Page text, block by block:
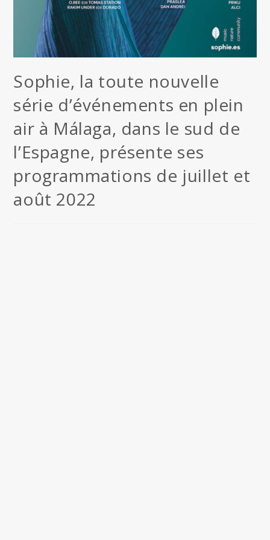
Sophie, la toute nouvelle
série d’événements en plein
air à Málaga, dans le sud de
l’Espagne, présente ses
programmations de juillet et
août 2022